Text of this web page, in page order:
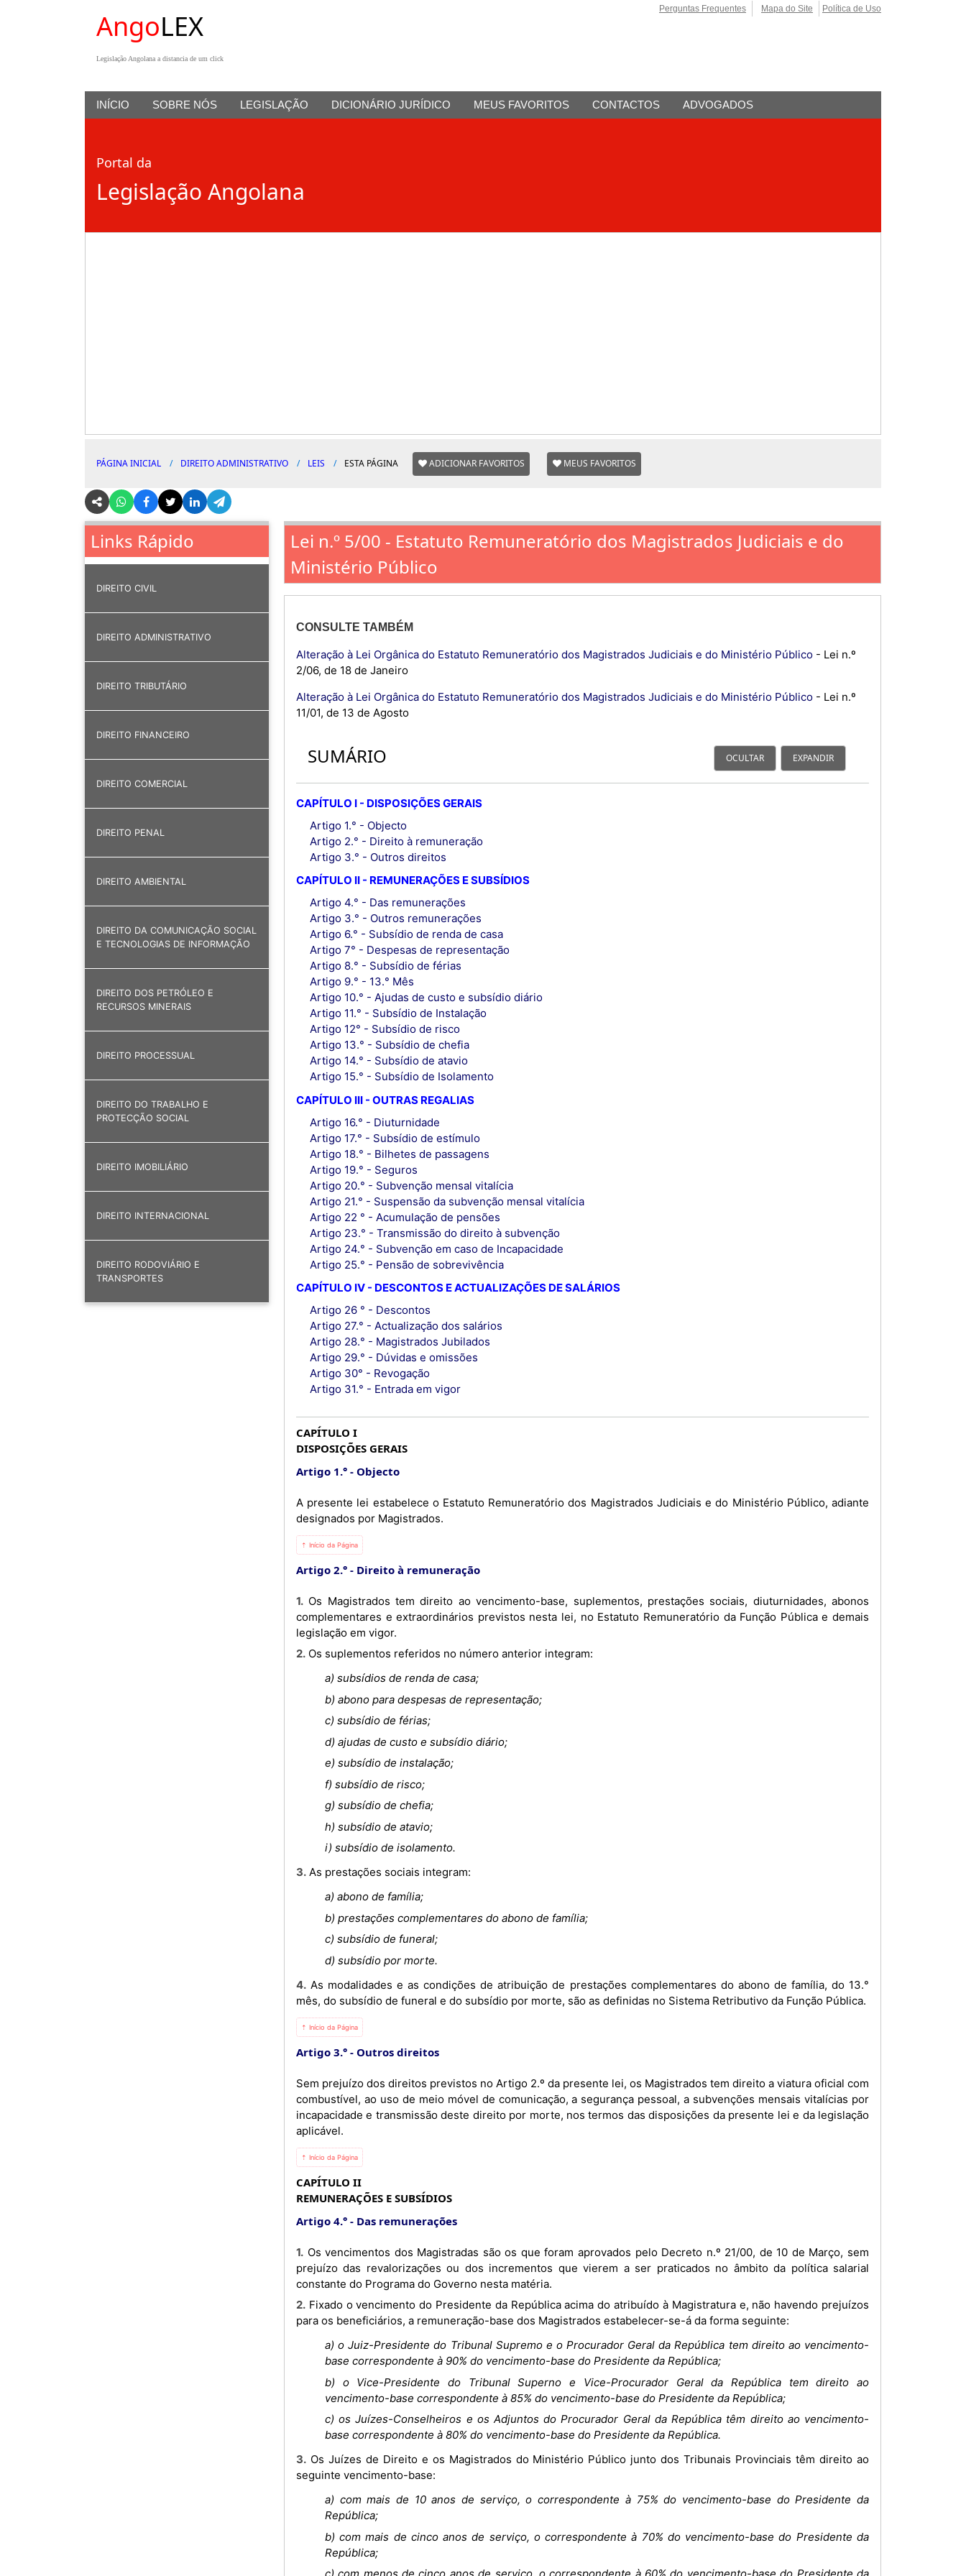
AngoLEX
Legislação Angolana a distancia de um click
Perguntas Frequentes Mapa do Site Política de Uso
INÍCIO SOBRE NÓS LEGISLAÇÃO DICIONÁRIO JURÍDICO MEUS FAVORITOS CONTACTOS ADVOGADOS
Portal da
Legislação Angolana
PÁGINA INICIAL DIREITO ADMINISTRATIVO LEIS ESTA PÁGINA ADICIONAR FAVORITOS MEUS FAVORITOS
Links Rápido
DIREITO CIVIL
DIREITO ADMINISTRATIVO
DIREITO TRIBUTÁRIO
DIREITO FINANCEIRO
DIREITO COMERCIAL
DIREITO PENAL
DIREITO AMBIENTAL
DIREITO DA COMUNICAÇÃO SOCIAL
E TECNOLOGIAS DE INFORMAÇÃO
DIREITO DOS PETRÓLEO E
RECURSOS MINERAIS
DIREITO PROCESSUAL
DIREITO DO TRABALHO E
PROTECÇÃO SOCIAL
DIREITO IMOBILIÁRIO
DIREITO INTERNACIONAL
DIREITO RODOVIÁRIO E
TRANSPORTES
Lei n.º 5/00 - Estatuto Remuneratório dos Magistrados Judiciais e do
Ministério Público
CONSULTE TAMBÉM
Alteração à Lei Orgânica do Estatuto Remuneratório dos Magistrados Judiciais e do Ministério Público- Lei n.º
2/06, de 18 de Janeiro
Alteração à Lei Orgânica do Estatuto Remuneratório dos Magistrados Judiciais e do Ministério Público- Lei n.º
11/01, de 13 de Agosto
SUMÁRIO OCULTAR EXPANDIR
CAPÍTULO I - DISPOSIÇÕES GERAIS
Artigo 1.° - Objecto
Artigo 2.° - Direito à remuneração
Artigo 3.° - Outros direitos
CAPÍTULO II - REMUNERAÇÕES E SUBSÍDIOS
Artigo 4.° - Das remunerações
Artigo 3.° - Outros remunerações
Artigo 6.° - Subsídio de renda de casa
Artigo 7° - Despesas de representação
Artigo 8.° - Subsídio de férias
Artigo 9.° - 13.° Mês
Artigo 10.° - Ajudas de custo e subsídio diário
Artigo 11.° - Subsídio de Instalação
Artigo 12° - Subsídio de risco
Artigo 13.° - Subsídio de chefia
Artigo 14.° - Subsídio de atavio
Artigo 15.° - Subsídio de Isolamento
CAPÍTULO III - OUTRAS REGALIAS
Artigo 16.° - Diuturnidade
Artigo 17.° - Subsídio de estímulo
Artigo 18.° - Bilhetes de passagens
Artigo 19.° - Seguros
Artigo 20.° - Subvenção mensal vitalícia
Artigo 21.° - Suspensão da subvenção mensal vitalícia
Artigo 22 ° - Acumulação de pensões
Artigo 23.° - Transmissão do direito à subvenção
Artigo 24.° - Subvenção em caso de Incapacidade
Artigo 25.° - Pensão de sobrevivência
CAPÍTULO IV - DESCONTOS E ACTUALIZAÇÕES DE SALÁRIOS
Artigo 26 ° - Descontos
Artigo 27.° - Actualização dos salários
Artigo 28.° - Magistrados Jubilados
Artigo 29.° - Dúvidas e omissões
Artigo 30° - Revogação
Artigo 31.° - Entrada em vigor
CAPÍTULO I
DISPOSIÇÕES GERAIS
Artigo 1.°
Objecto
A presente lei estabelece o Estatuto Remuneratório dos Magistrados Judiciais e do Ministério Público, adiante
designados por Magistrados.
⇡ Início da Página
Artigo 2.° Direito à remuneração
1. Os Magistrados tem direito ao vencimento-base, suplementos, prestações sociais, diuturnidades, abonos
complementares e extraordinários previstos nesta lei, no Estatuto Remuneratório da Função Pública e demais
legislação em vigor.
2. Os suplementos referidos no número anterior integram:
a) subsídios de renda de casa;
b) abono para despesas de representação;
c) subsídio de férias;
d) ajudas de custo e subsídio diário;
e) subsídio de instalação;
f) subsídio de risco;
g) subsídio de chefia;
h) subsídio de atavio;
i) subsídio de isolamento.
3. As prestações sociais integram:
a) abono de família;
b) prestações complementares do abono de família;
c) subsídio de funeral;
d) subsídio por morte.
4. As modalidades e as condições de atribuição de prestações complementares do abono de família, do 13.°
mês, do subsídio de funeral e do subsídio por morte, são as definidas no Sistema Retributivo da Função Pública.
⇡ Início da Página
Artigo 3.° Outros direitos
Sem prejuízo dos direitos previstos no Artigo 2.º da presente lei, os Magistrados tem direito a viatura oficial com
combustível, ao uso de meio móvel de comunicação, a segurança pessoal, a subvenções mensais vitalícias por
incapacidade e transmissão deste direito por morte, nos termos das disposições da presente lei e da legislação
aplicável.
⇡ Início da Página
CAPÍTULO II
REMUNERAÇÕES E SUBSÍDIOS
Artigo 4.°
Das remunerações
1. Os vencimentos dos Magistradas são os que foram aprovados pelo Decreto n.º 21/00, de 10 de Março, sem
prejuízo das revalorizações ou dos incrementos que vierem a ser praticados no âmbito da política salarial
constante do Programa do Governo nesta matéria.
2. Fixado o vencimento do Presidente da República acima do atribuído à Magistratura e, não havendo prejuízos
para os beneficiários, a remuneração-base dos Magistrados estabelecer-se-á da forma seguinte:
a) o Juiz-Presidente do Tribunal Supremo e o Procurador Geral da República tem direito ao vencimento-
base correspondente à 90% do vencimento-base do Presidente da República;
b) o Vice-Presidente do Tribunal Superno e Vice-Procurador Geral da República tem direito ao
vencimento-base correspondente à 85% do vencimento-base do Presidente da República;
c) os Juízes-Conselheiros e os Adjuntos do Procurador Geral da República têm direito ao vencimento-
base correspondente à 80% do vencimento-base do Presidente da República.
3. Os Juízes de Direito e os Magistrados do Ministério Público junto dos Tribunais Provinciais têm direito ao
seguinte vencimento-base:
a) com mais de 10 anos de serviço, o correspondente à 75% do vencimento-base do Presidente da
República;
b) com mais de cinco anos de serviço, o correspondente à 70% do vencimento-base do Presidente da
República;